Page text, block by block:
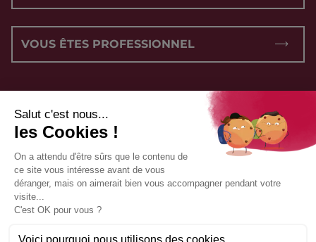
VOUS ÊTES PROFESSIONNEL
NOUS SUIVRE :